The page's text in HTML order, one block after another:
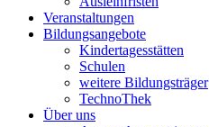
Veranstaltungen
Bildungsangebote
Kindertagesstätten
Schulen
weitere Bildungsträger
TechnoThek
Über uns